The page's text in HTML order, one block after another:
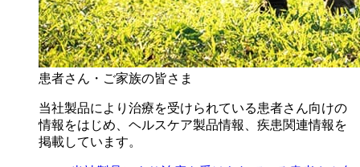
患者さん・ご家族の皆さま
当社製品により治療を受けられている患者さん向けの
情報をはじめ、ヘルスケア製品情報、疾患関連情報を
掲載しています。